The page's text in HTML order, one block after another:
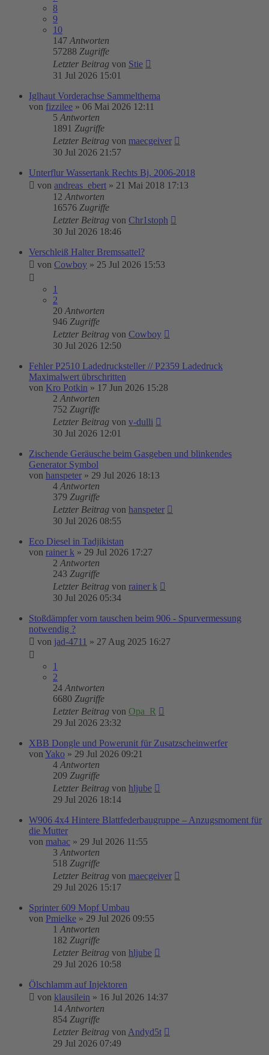
8
9
10
147 Antworten
57288 Zugriffe
Letzter Beitrag von Stie
31 Jul 2026 15:01
Iglhaut Vorderachse Sammelthema
von fizzilee » 06 Mai 2026 12:11
5 Antworten
1891 Zugriffe
Letzter Beitrag von maecgeiver
30 Jul 2026 21:57
Unterflur Wassertank Rechts Bj. 2006-2018
von andreas_ebert » 21 Mai 2018 17:13
12 Antworten
16576 Zugriffe
Letzter Beitrag von Chr1stoph
30 Jul 2026 18:46
Verschleiß Halter Bremssattel?
von Cowboy » 25 Jul 2026 15:53
1
2
20 Antworten
946 Zugriffe
Letzter Beitrag von Cowboy
30 Jul 2026 12:50
Fehler P2510 Ladedrucksteller // P2359 Ladedruck
Maximalwert übrschritten
von Kro Potkin » 17 Jun 2026 15:28
2 Antworten
752 Zugriffe
Letzter Beitrag von v-dulli
30 Jul 2026 12:01
Zischende Geräusche beim Gasgeben und blinkendes
Generator Symbol
von hanspeter » 29 Jul 2026 18:13
4 Antworten
379 Zugriffe
Letzter Beitrag von hanspeter
30 Jul 2026 08:55
Eco Diesel in Tadjikistan
von rainer k » 29 Jul 2026 17:27
2 Antworten
243 Zugriffe
Letzter Beitrag von rainer k
30 Jul 2026 05:34
Stoßdämpfer vorn tauschen beim 906 - Spurvermessung
notwendig ?
von jad-4711 » 27 Aug 2025 16:27
1
2
24 Antworten
6680 Zugriffe
Letzter Beitrag von Opa_R
29 Jul 2026 23:32
XBB Dongle und Powerunit für Zusatzscheinwerfer
von Yako » 29 Jul 2026 09:21
4 Antworten
209 Zugriffe
Letzter Beitrag von hljube
29 Jul 2026 18:14
W906 4x4 Hintere Blattfederbaugruppe – Anzugsmoment für
die Mutter
von mahac » 29 Jul 2026 11:55
3 Antworten
518 Zugriffe
Letzter Beitrag von maecgeiver
29 Jul 2026 15:17
Sprinter 609 Mopf Umbau
von Pmielke » 29 Jul 2026 09:55
1 Antworten
182 Zugriffe
Letzter Beitrag von hljube
29 Jul 2026 10:58
Ölschlamm auf Injektoren
von klausilein » 16 Jul 2026 14:37
14 Antworten
854 Zugriffe
Letzter Beitrag von Andyd5t
29 Jul 2026 07:49